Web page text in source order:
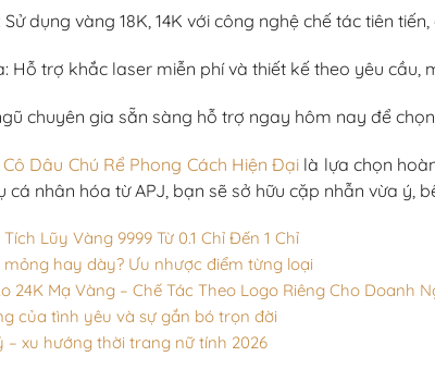
dụng vàng 18K, 14K với công nghệ chế tác tiên
Hỗ trợ khắc laser miễn phí và thiết kế theo yêu cầu,
chuyên gia sẵn sàng hỗ trợ ngay hôm nay để
Dâu Chú Rể Phong Cách Hiện Đại là lựa chọn
cá nhân hóa từ APJ, bạn sẽ sở hữu cặp nhẫn vừa ý,
Lũy Vàng 9999 Từ 0.1 Chỉ Đến 1 Chỉ
hay dày? Ưu nhược điểm từng loại
24K Mạ Vàng – Chế Tác Theo Logo Riêng Cho Doanh
của tình yêu và sự gắn bó trọn đời
– xu hướng thời trang nữ tính 2026